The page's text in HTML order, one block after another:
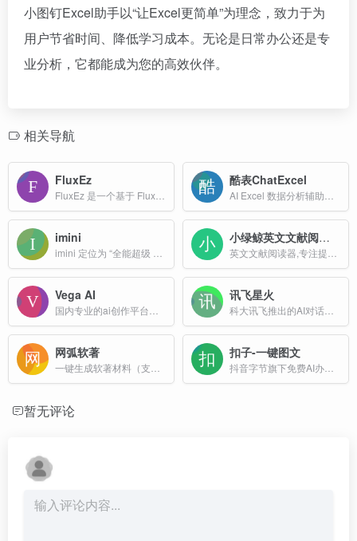
小图钉Excel助手以“让Excel更简单”为理念，致力于为
用户节省时间、降低学习成本。无论是日常办公还是专
业分析，它都能成为您的高效伙伴。
相关导航
FluxEz 酷表ChatExcel
imini 小绿鲸英文文献阅读器
Vega AI 讯飞星火
网弧软著 扣子-一键图文
暂无评论